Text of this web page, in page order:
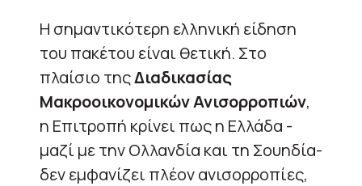
Η σημαντικότερη ελληνική είδηση
του πακέτου είναι θετική. Στο
πλαίσιο τηςΔιαδικασίας
Μακροοικονομικών Ανισορροπιών,
η Επιτροπή κρίνει πως η Ελλάδα -
μαζί με την Ολλανδία και τη Σουηδία-
δεν εμφανίζει πλέον ανισορροπίες,